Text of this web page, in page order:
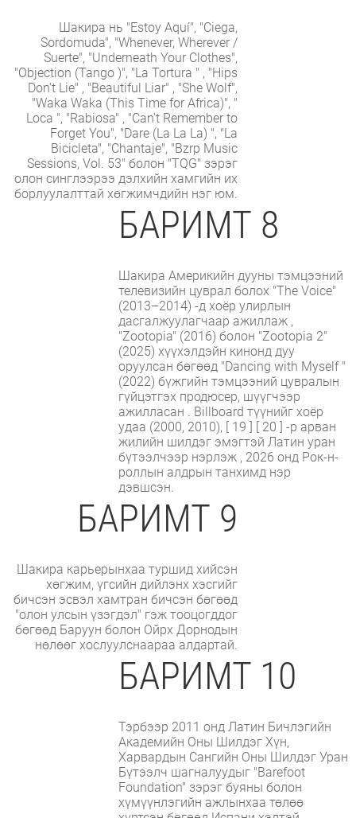
Шакира нь "Estoy Aquí", "Ciega,
Sordomuda", "Whenever, Wherever /
Suerte", "Underneath Your Clothes",
"Objection (Tango )", "La Tortura " , "Hips
Don't Lie" , "Beautiful Liar" , "She Wolf",
"Waka Waka (This Time for Africa)", "
Loca ", "Rabiosa" , "Can't Remember to
Forget You", "Dare (La La La) ", "La
Bicicleta", "Chantaje", "Bzrp Music
Sessions, Vol. 53" болон "TQG" зэрэг
олон синглээрээ дэлхийн хамгийн их
борлуулалттай хөгжимчдийн нэг юм.
БАРИМТ 8
Шакира Америкийн дууны тэмцээний
телевизийн цуврал болох "The Voice"
(2013–2014) -д хоёр улирлын
дасгалжуулагчаар ажиллаж ,
"Zootopia" (2016) болон "Zootopia 2"
(2025) хүүхэлдэйн кинонд дуу
оруулсан бөгөөд "Dancing with Myself "
(2022) бүжгийн тэмцээний цувралын
гүйцэтгэх продюсер, шүүгчээр
ажилласан . Billboard түүнийг хоёр
удаа (2000, 2010), [ 19 ] [ 20 ] -р арван
жилийн шилдэг эмэгтэй Латин уран
бүтээлчээр нэрлэж , 2026 онд Рок-н-
роллын алдрын танхимд нэр
дэвшсэн.
БАРИМТ 9
Шакира карьерынхаа туршид хийсэн
хөгжим, үгсийн дийлэнх хэсгийг
бичсэн эсвэл хамтран бичсэн бөгөөд
"олон улсын үзэгдэл" гэж тооцогддог
бөгөөд Баруун болон Ойрх Дорнодын
нөлөөг хослуулснаараа алдартай.
БАРИМТ 10
Тэрбээр 2011 онд Латин Бичлэгийн
Академийн Оны Шилдэг Хүн,
Харвардын Сангийн Оны Шилдэг Уран
Бүтээлч шагналуудыг "Barefoot
Foundation" зэрэг буяны болон
хүмүүнлэгийн ажлынхаа төлөө